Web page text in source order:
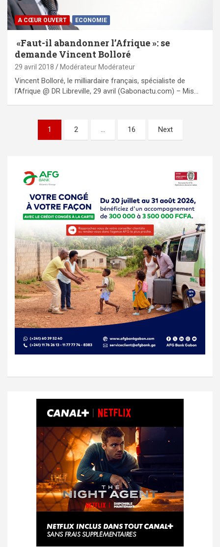
A CŒUR OUVERT ECONOMIE
«Faut-il abandonner l’Afrique »: se
demande Vincent Bolloré
29 avril 2018 Modérateur Modérateur
Vincent Bolloré, le milliardaire français, spécialiste de
l’Afrique @ DR Libreville, 29 avril (Gabonactu.com) – Mis…
Pagination
1 2 … 16 Next